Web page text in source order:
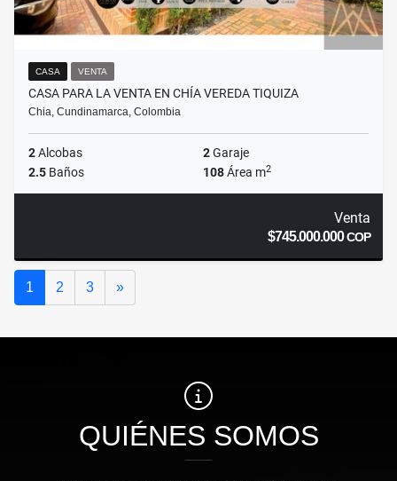
CASA VENTA
CASA PARA LA VENTA EN CHÍA VEREDA TIQUIZA
Chia, Cundinamarca, Colombia
2Alcobas 2Garaje
2.5 Baños 108Área m2
Venta
$745.000.000COP
1 2 3 »Siguiente
QUIÉNES SOMOS